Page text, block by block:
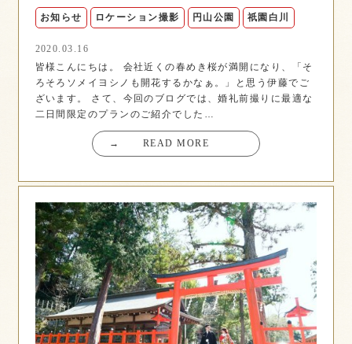
お知らせ ロケーション撮影 円山公園 祇園白川
2020.03.16
皆様こんにちは。 会社近くの春めき桜が満開になり、「そ
ろそろソメイヨシノも開花するかなぁ。」と思う伊藤でご
ざいます。 さて、今回のブログでは、婚礼前撮りに最適な
二日間限定のプランのご紹介でした…
→ READ MORE